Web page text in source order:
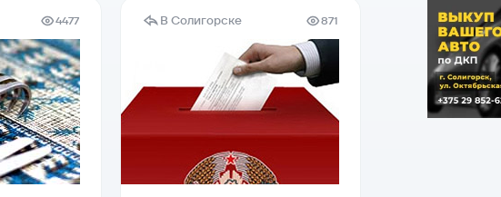
4477 В Солигорске 871